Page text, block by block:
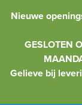
Nieuwe
GESLOTEN
Gelieve bij